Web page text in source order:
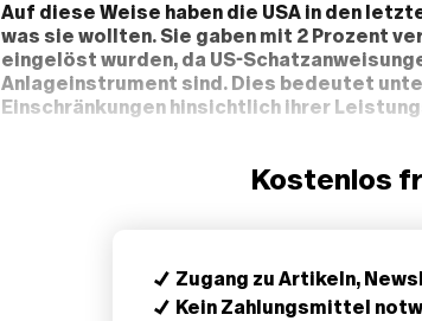
Auf diese Weise haben die USA in den
was sie wollten. Sie gaben mit 2 Prozent
eingelöst wurden, da US-
Anlageinstrument sind. Dies bedeutet
Einschränkungen hinsichtlich ihrer
Kostenlos
Zugang zu Artikeln,
Kein Zahlungsmittel